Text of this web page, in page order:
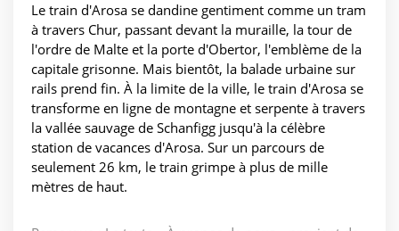
Le train d'Arosa se dandine gentiment comme un tram
à travers Chur, passant devant la muraille, la tour de
l'ordre de Malte et la porte d'Obertor, l'emblème de la
capitale grisonne. Mais bientôt, la balade urbaine sur
rails prend fin. À la limite de la ville, le train d'Arosa se
transforme en ligne de montagne et serpente à travers
la vallée sauvage de Schanfigg jusqu'à la célèbre
station de vacances d'Arosa. Sur un parcours de
seulement 26 km, le train grimpe à plus de mille
mètres de haut.